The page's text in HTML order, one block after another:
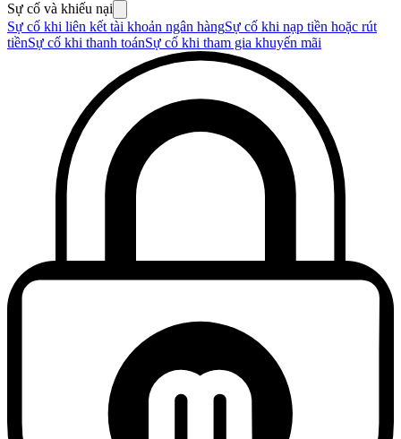
Sự cố và khiếu nại
Sự cố khi liên kết tài khoản ngân hàngSự cố khi nạp tiền hoặc rút
tiềnSự cố khi thanh toánSự cố khi tham gia khuyến mãi